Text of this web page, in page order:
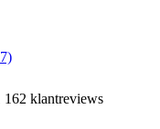
162 klantreviews